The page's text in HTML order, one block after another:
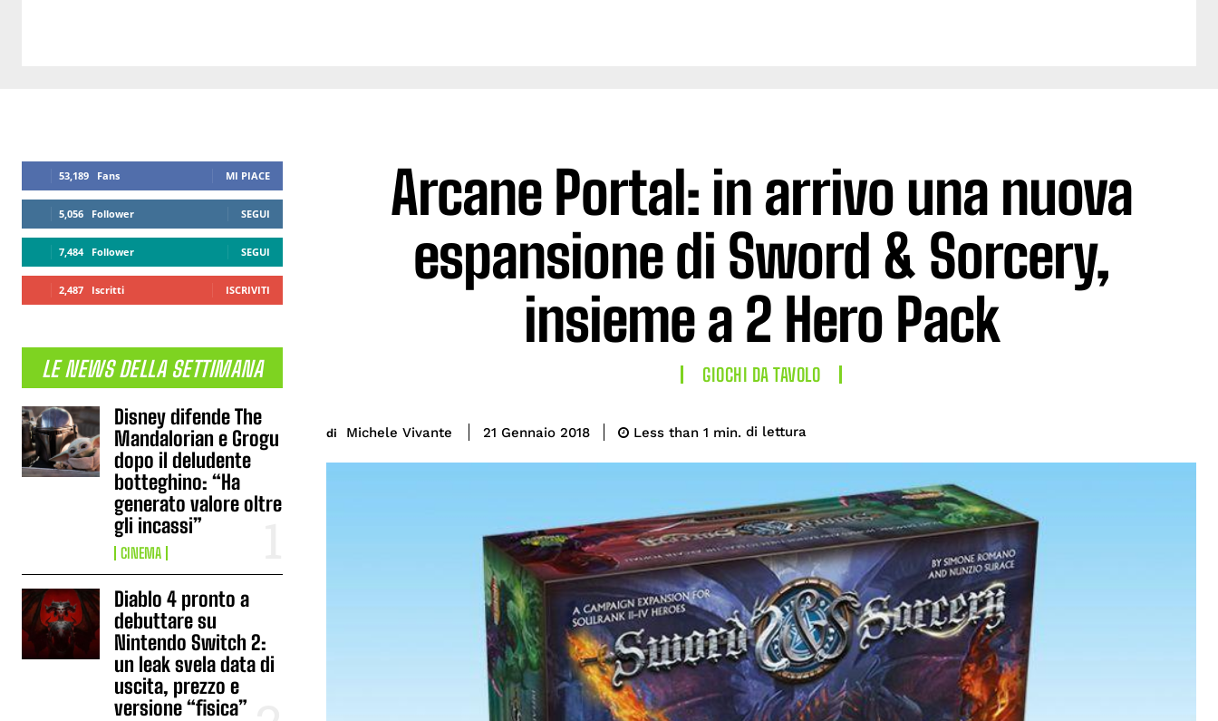
53,189 Fans MI PIACE
5,056 Follower SEGUI
7,484 Follower SEGUI
2,487 Iscritti ISCRIVITI
LE NEWS DELLA SETTIMANA
Disney difende The
Mandalorian e Grogu
dopo il deludente
botteghino: “Ha
generato valore oltre
gli incassi”
CINEMA
Diablo 4 pronto a
debuttare su
Nintendo Switch 2:
un leak svela data di
uscita, prezzo e
versione “fisica”
Arcane Portal: in arrivo una nuova
espansione di Sword & Sorcery,
insieme a 2 Hero Pack
GIOCHI DA TAVOLO
di Michele Vivante 21 Gennaio 2018 Less than 1 min. di lettura